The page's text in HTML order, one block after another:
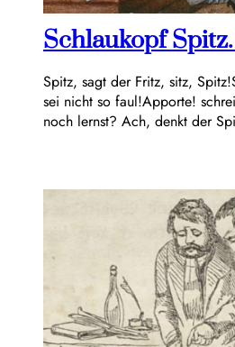
Schlaukopf
Spitz, sagt der Fritz, sitz,
sei nicht so faul!Apporte!
noch lernst? Ach, denkt der